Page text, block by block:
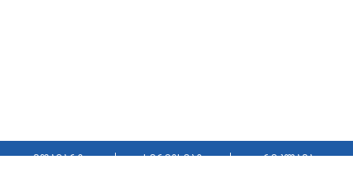
მთავარი სერვისები რეკლამა